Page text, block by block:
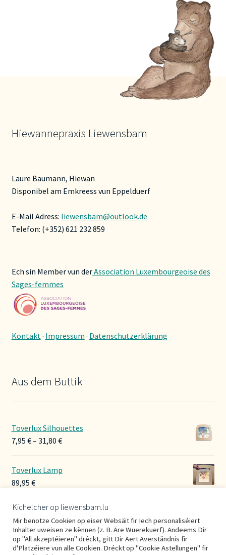
mehrere
Varianten
auf.
Die
Optionen
können
auf
der
Hiewannepraxis Liewensbam
Laure Baumann, Hiewan
Disponibel am Emkreess vun Eppelduerf
E-Mail Adress: liewensbam@outlook.de
Telefon: (+352) 621 232 859
Ech sin Member vun derAssociation Luxembourgeoise des
Sages-femmes
Kontakt · Impressum · Datenschutzerklärung
Aus dem Buttik
Toverlux Silhouettes
7,95 €– 31,80 €Preisspanne:
Toverlux Lamp
89,95 €
Hoerbänner Wollwalk
29,00€
Kichelcher op liewensbam.lu
Mir benotze Cookien op eiser Websäit fir Iech personaliséiert
Inhalter uweisen ze kënnen (z. B. Äre Wuerekuerf). Andeems Dir
op "All akzeptéieren" dréckt, gitt Dir Äert Averständnis fir
d'Platzéiere vun alle Cookien. Dréckt op "Cookie Astellungen" fir